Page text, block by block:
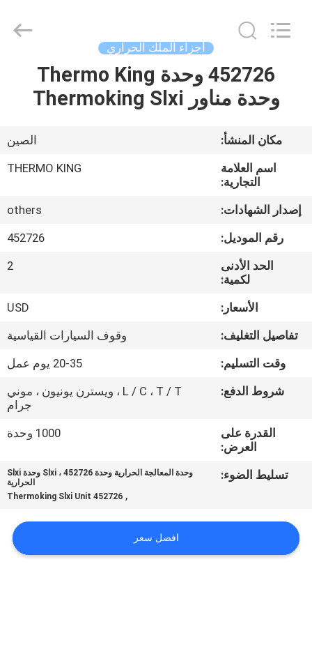
المنزل
حولنا
جولة
المصنع
مراقبة
الجودة
اتصل
أخبار
القضايا
خريطة
الموقع
INDUSTRY
أجزاء الملك الحراري
452726 وحدة Thermo King
وحدة مناور Thermoking Slxi
مكان المنشأ:
الصين
اسم العلامة
التجارية:
THERMO KING
إصدار الشهادات:
others
رقم الموديل:
452726
الحد الأدنى
لكمية:
2
الأسعار:
USD
تفاصيل التغليف:
وقوف السيارات القياسية
وقت التسليم:
20-35 يوم عمل
شروط الدفع:
L / C ، T / T ، ويسترن يونيون ، موني
جرام
القدرة على
العرض:
1000 وحدة
تسليط الضوء:
وحدة المعالجة الحرارية وحدة Slxi ، 452726 وحدة Slxi
الحرارية
,
452726 Thermoking Slxi Unit
افضل سعر